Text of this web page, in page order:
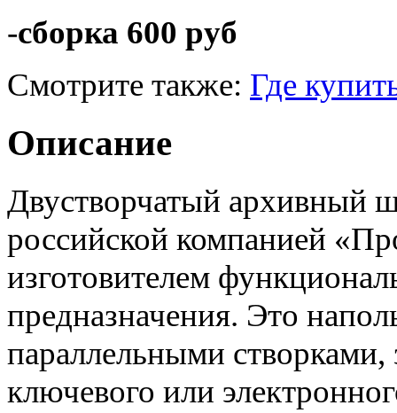
-сборка 600 руб
Смотрите также: Где
Описание
Двустворчатый архивный
российской компанией
изготовителем
предназначения. Это
параллельными
ключевого или